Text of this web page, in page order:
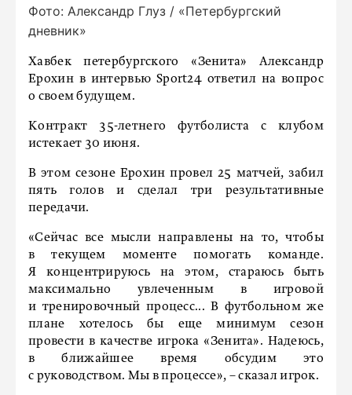
Фото: Александр Глуз / «Петербургский
дневник»
Хавбек петербургского «Зенита» Александр
Ерохин в интервью Sport24 ответил на вопрос
о своем будущем.
Контракт 35-летнего футболиста с клубом
истекает 30 июня.
В этом сезоне Ерохин провел 25 матчей, забил
пять голов и сделал три результативные
передачи.
«Сейчас все мысли направлены на то, чтобы
в текущем моменте помогать команде.
Я концентрируюсь на этом, стараюсь быть
максимально увлеченным в игровой
и тренировочный процесс... В футбольном же
плане хотелось бы еще минимум сезон
провести в качестве игрока «Зенита». Надеюсь,
в ближайшее время обсудим это
с руководством. Мы в процессе», – сказал игрок.